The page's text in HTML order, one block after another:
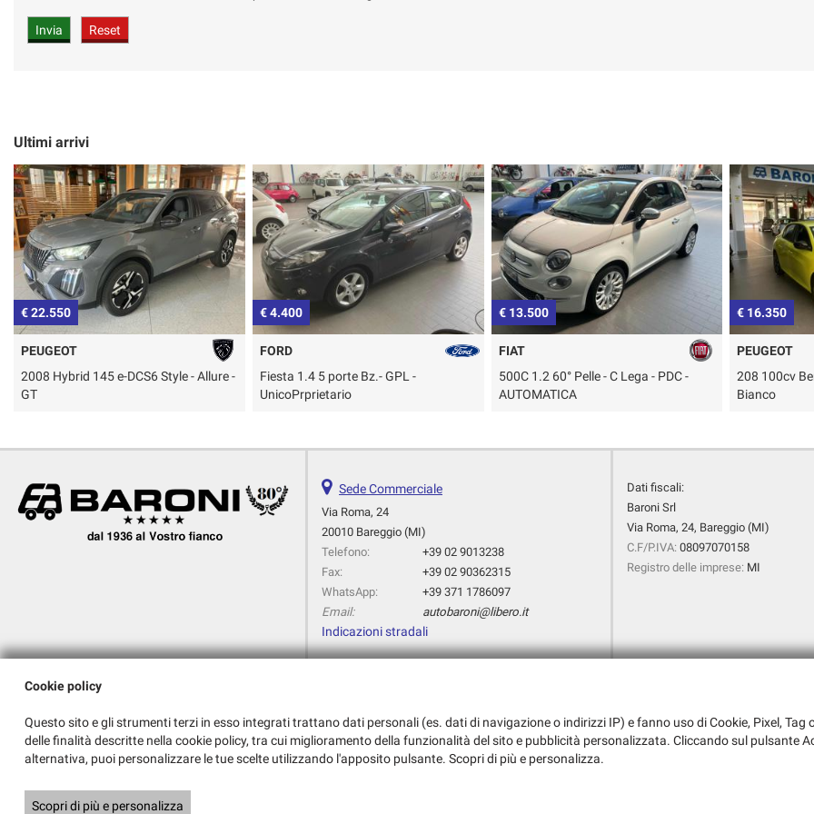
Ultimi arrivi
€ 4.400
FORD
Fiesta 1.4 5 porte Bz.- GPL -
UnicoPrprietario
€ 13.500
FIAT
500C 1.2 60° Pelle - C Lega - PDC -
AUTOMATICA
€ 16.350
PEUGEOT
208 100cv Benzina - Style - Giallo +
Bianco
€ 2.880
FORD
Fiesta 1.2
Sede Commerciale
Via Roma, 24
20010 Bareggio (MI)
Telefono:
+39 02 9013238
Fax:
+39 02 90362315
WhatsApp:
+39 371 1786097
Email:
autobaroni@libero.it
Indicazioni stradali
Telefono:
+39 02 90361194
Email:
baroni.peugeot@hotmail.it
Dati fiscali:
Baroni Srl
Via Roma, 24, Bareggio (MI)
C.F/P.IVA: 08097070158
Registro delle imprese: MI
Copyright © 2026 GestionaleAuto.com S.r.l., Tutti i diritti riservati -
Cookie policy
Questo sito e gli strumenti terzi in esso integrati trattano dati personali (es. dati di navigazione o indirizzi IP) e fanno uso di Cookie, Pixel,
delle finalità descritte nella cookie policy, tra cui miglioramento della funzionalità del sito e pubblicità personalizzata. Cliccando sul pulsante
alternativa, puoi personalizzare le tue scelte utilizzando l'apposito pulsante. Scopri di più e personalizza.
Scopri di più e personalizza